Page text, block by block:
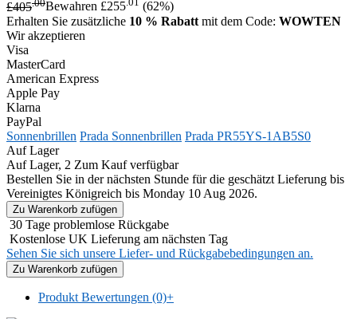
£405 Bewahren £255
(62%)
Erhalten Sie zusätzliche 10 % Rabatt mit dem Code: WOWTEN
Wir akzeptieren
Visa
MasterCard
American Express
Apple Pay
Klarna
PayPal
Sonnenbrillen Prada Sonnenbrillen Prada PR55YS-1AB5S0
Auf Lager
Auf Lager, 2 Zum Kauf verfügbar
Bestellen Sie in der nächsten Stunde für die geschätzt Lieferung bis
Vereinigtes Königreich bis Monday 10 Aug 2026.
30 Tage problemlose Rückgabe
Kostenlose UK Lieferung am nächsten Tag
Sehen Sie sich unsere Liefer- und Rückgabebedingungen an.
Produkt Bewertungen (0)+